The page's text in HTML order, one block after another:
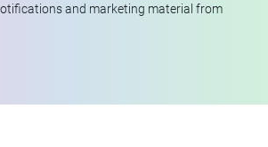
and marketing material from